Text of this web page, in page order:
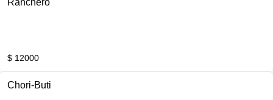
Ranchero
$ 12000
Chori-Buti